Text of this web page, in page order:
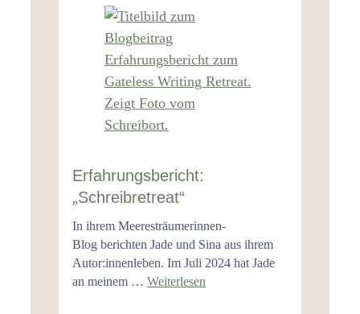
Erfahrungsbericht:
„Schreibretreat“
In ihrem Meeresträumerinnen-
Blog berichten Jade und Sina aus ihrem
Autor:innenleben. Im Juli 2024 hat Jade
an meinem … Weiterlesen